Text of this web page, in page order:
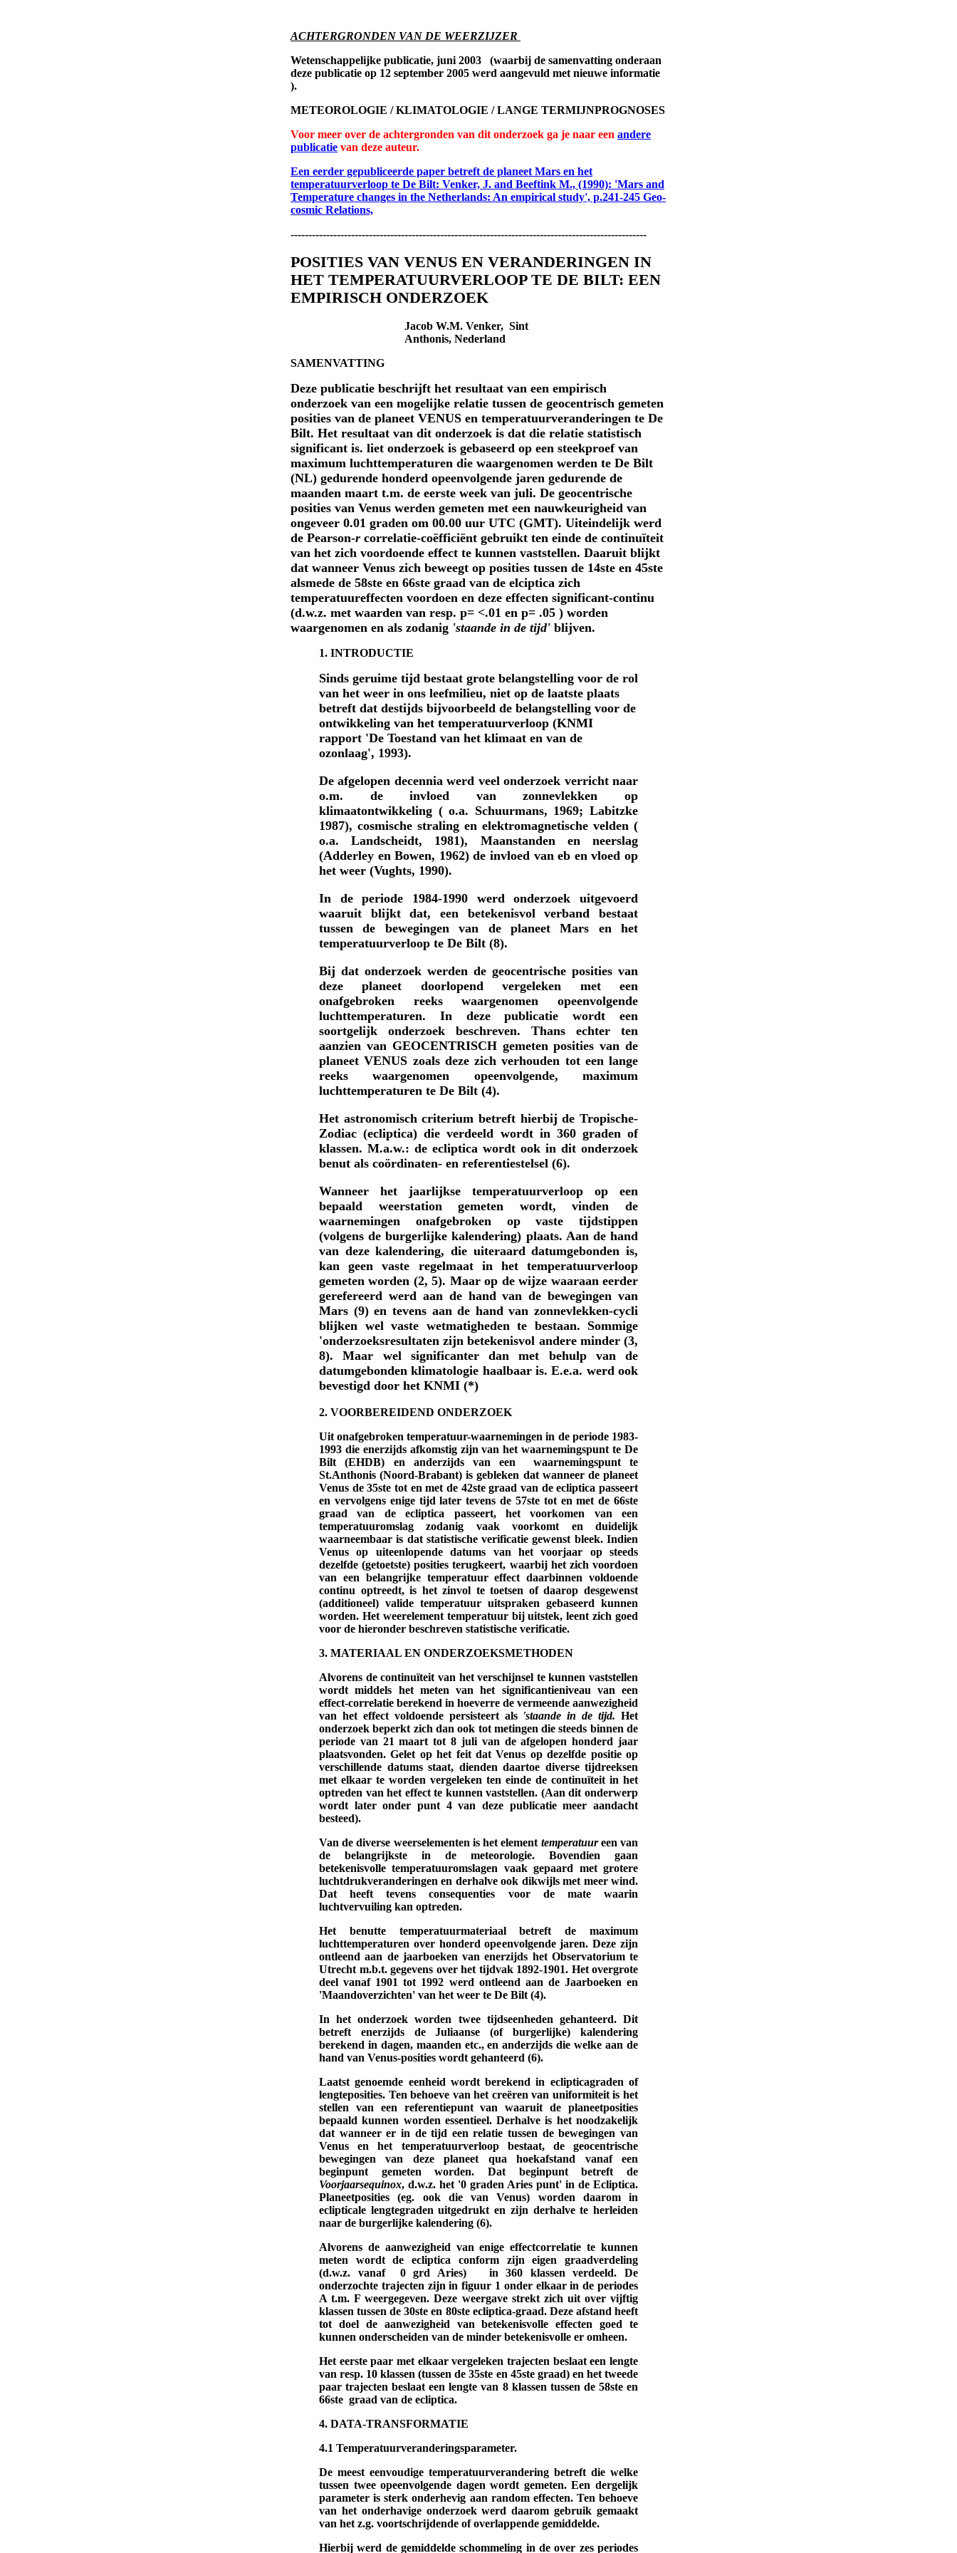
ACHTERGRONDEN VAN DE WEERZIJZER
Wetenschappelijke publicatie, juni 2003 (waarbij de samenvatting onderaan
deze publicatie op 12 september 2005 werd aangevuld met nieuwe informatie
).
METEOROLOGIE / KLIMATOLOGIE / LANGE TERMIJNPROGNOSES
Voor meer over de achtergronden van dit onderzoek ga je naar een andere
publicatie van deze auteur.
Een eerder gepubliceerde paper betreft de planeet Mars en het
temperatuurverloop te De Bilt: Venker, J. and Beeftink M., (1990): 'Mars and
Temperature changes in the Netherlands: An empirical study', p.241-245 Geo-
cosmic Relations,
----------------------------------------------------------------------------------------------------
POSITIES VAN VENUS EN VERANDERINGEN IN
HET TEMPERATUURVERLOOP TE DE BILT: EEN
EMPIRISCH ONDERZOEK
Jacob W.M. Venker, Sint
Anthonis, Nederland
SAMENVATTING
Deze publicatie beschrijft het resultaat van een empirisch
onderzoek van een mogelijke relatie tussen de geocentrisch gemeten
posities van de planeet VENUS en temperatuurveranderingen te De
Bilt. Het resultaat van dit onderzoek is dat die relatie statistisch
significant is. liet onderzoek is gebaseerd op een steekproef van
maximum luchttemperaturen die waargenomen werden te De Bilt
(NL) gedurende honderd opeenvolgende jaren gedurende de
maanden maart t.m. de eerste week van juli. De geocentrische
posities van Venus werden gemeten met een nauwkeurigheid van
ongeveer 0.01 graden om 00.00 uur UTC (GMT). Uiteindelijk werd
de Pearson-r correlatie-coëfficiënt gebruikt ten einde de continuïteit
van het zich voordoende effect te kunnen vaststellen. Daaruit blijkt
dat wanneer Venus zich beweegt op posities tussen de 14ste en 45ste
alsmede de 58ste en 66ste graad van de elciptica zich
temperatuureffecten voordoen en deze effecten significant-continu
(d.w.z. met waarden van resp. p= <.01 en p= .05 ) worden
waargenomen en als zodanig 'staande in de tijd' blijven.
1. INTRODUCTIE
Sinds geruime tijd bestaat grote belangstelling voor de rol
van het weer in ons leefmilieu, niet op de laatste plaats
betreft dat destijds bijvoorbeeld de belangstelling voor de
ontwikkeling van het temperatuurverloop (KNMI
rapport 'De Toestand van het klimaat en van de
ozonlaag', 1993).
De afgelopen decennia werd veel onderzoek verricht naar
o.m. de invloed van zonnevlekken op
klimaatontwikkeling ( o.a. Schuurmans, 1969; Labitzke
1987), cosmische straling en elektromagnetische velden (
o.a. Landscheidt, 1981), Maanstanden en neerslag
(Adderley en Bowen, 1962) de invloed van eb en vloed op
het weer (Vughts, 1990).
In de periode 1984-1990 werd onderzoek uitgevoerd
waaruit blijkt dat, een betekenisvol verband bestaat
tussen de bewegingen van de planeet Mars en het
temperatuurverloop te De Bilt (8).
Bij dat onderzoek werden de geocentrische posities van
deze planeet doorlopend vergeleken met een
onafgebroken reeks waargenomen opeenvolgende
luchttemperaturen. In deze publicatie wordt een
soortgelijk onderzoek beschreven. Thans echter ten
aanzien van GEOCENTRISCH gemeten posities van de
planeet VENUS zoals deze zich verhouden tot een lange
reeks waargenomen opeenvolgende, maximum
luchttemperaturen te De Bilt (4).
Het astronomisch criterium betreft hierbij de Tropische-
Zodiac (ecliptica) die verdeeld wordt in 360 graden of
klassen. M.a.w.: de ecliptica wordt ook in dit onderzoek
benut als coördinaten- en referentiestelsel (6).
Wanneer het jaarlijkse temperatuurverloop op een
bepaald weerstation gemeten wordt, vinden de
waarnemingen onafgebroken op vaste tijdstippen
(volgens de burgerlijke kalendering) plaats. Aan de hand
van deze kalendering, die uiteraard datumgebonden is,
kan geen vaste regelmaat in het temperatuurverloop
gemeten worden (2, 5). Maar op de wijze waaraan eerder
gerefereerd werd aan de hand van de bewegingen van
Mars (9) en tevens aan de hand van zonnevlekken-cycli
blijken wel vaste wetmatigheden te bestaan. Sommige
'onderzoeksresultaten zijn betekenisvol andere minder (3,
8). Maar wel significanter dan met behulp van de
datumgebonden klimatologie haalbaar is. E.e.a. werd ook
bevestigd door het KNMI (*)
2. VOORBEREIDEND ONDERZOEK
Uit onafgebroken temperatuur-waarnemingen in de periode 1983-
1993 die enerzijds afkomstig zijn van het waarnemingspunt te De
Bilt (EHDB) en anderzijds van een waarnemingspunt te
St.Anthonis (Noord-Brabant) is gebleken dat wanneer de planeet
Venus de 35ste tot en met de 42ste graad van de ecliptica passeert
en vervolgens enige tijd later tevens de 57ste tot en met de 66ste
graad van de ecliptica passeert, het voorkomen van een
temperatuuromslag zodanig vaak voorkomt en duidelijk
waarneembaar is dat statistische verificatie gewenst bleek. Indien
Venus op uiteenlopende datums van het voorjaar op steeds
dezelfde (getoetste) posities terugkeert, waarbij het zich voordoen
van een belangrijke temperatuur effect daarbinnen voldoende
continu optreedt, is het zinvol te toetsen of daarop desgewenst
(additioneel) valide temperatuur uitspraken gebaseerd kunnen
worden. Het weerelement temperatuur bij uitstek, leent zich goed
voor de hieronder beschreven statistische verificatie.
3. MATERIAAL EN ONDERZOEKSMETHODEN
Alvorens de continuïteit van het verschijnsel te kunnen vaststellen
wordt middels het meten van het significantieniveau van een
effect-correlatie berekend in hoeverre de vermeende aanwezigheid
van het effect voldoende persisteert als 'staande in de tijd.Het
onderzoek beperkt zich dan ook tot metingen die steeds binnen de
periode van 21 maart tot 8 juli van de afgelopen honderd jaar
plaatsvonden. Gelet op het feit dat Venus op dezelfde positie op
verschillende datums staat, dienden daartoe diverse tijdreeksen
met elkaar te worden vergeleken ten einde de continuïteit in het
optreden van het effect te kunnen vaststellen. (Aan dit onderwerp
wordt later onder punt 4 van deze publicatie meer aandacht
besteed).
Van de diverse weerselementen is het element temperatuureen van
de belangrijkste in de meteorologie. Bovendien gaan
betekenisvolle temperatuuromslagen vaak gepaard met grotere
luchtdrukveranderingen en derhalve ook dikwijls met meer wind.
Dat heeft tevens consequenties voor de mate waarin
luchtvervuiling kan optreden.
Het benutte temperatuurmateriaal betreft de maximum
luchttemperaturen over honderd opeenvolgende jaren. Deze zijn
ontleend aan de jaarboeken van enerzijds het Observatorium te
Utrecht m.b.t. gegevens over het tijdvak 1892-1901. Het overgrote
deel vanaf 1901 tot 1992 werd ontleend aan de Jaarboeken en
'Maandoverzichten' van het weer te De Bilt (4).
In het onderzoek worden twee tijdseenheden gehanteerd. Dit
betreft enerzijds de Juliaanse (of burgerlijke) kalendering
berekend in dagen, maanden etc., en anderzijds die welke aan de
hand van Venus-posities wordt gehanteerd (6).
Laatst genoemde eenheid wordt berekend in eclipticagraden of
lengteposities. Ten behoeve van het creëren van uniformiteit is het
stellen van een referentiepunt van waaruit de planeetposities
bepaald kunnen worden essentieel. Derhalve is het noodzakelijk
dat wanneer er in de tijd een relatie tussen de bewegingen van
Venus en het temperatuurverloop bestaat, de geocentrische
bewegingen van deze planeet qua hoekafstand vanaf een
beginpunt gemeten worden. Dat beginpunt betreft de
Voorjaarsequinox, d.w.z. het '0 graden Aries punt' in de Ecliptica.
Planeetposities (eg. ook die van Venus) worden daarom in
eclipticale lengtegraden uitgedrukt en zijn derhalve te herleiden
naar de burgerlijke kalendering (6).
Alvorens de aanwezigheid van enige effectcorrelatie te kunnen
meten wordt de ecliptica conform zijn eigen graadverdeling
(d.w.z. vanaf 0 grd Aries) in 360 klassen verdeeld. De
onderzochte trajecten zijn in figuur 1 onder elkaar in de periodes
A t.m. F weergegeven. Deze weergave strekt zich uit over vijftig
klassen tussen de 30ste en 80ste ecliptica-graad. Deze afstand heeft
tot doel de aanwezigheid van betekenisvolle effecten goed te
kunnen onderscheiden van de minder betekenisvolle er omheen.
Het eerste paar met elkaar vergeleken trajecten beslaat een lengte
van resp. 10 klassen (tussen de 35ste en 45ste graad) en het tweede
paar trajecten beslaat een lengte van 8 klassen tussen de 58ste en
66ste graad van de ecliptica.
4. DATA-TRANSFORMATIE
4.1 Temperatuurveranderingsparameter.
De meest eenvoudige temperatuurverandering betreft die welke
tussen twee opeenvolgende dagen wordt gemeten. Een dergelijk
parameter is sterk onderhevig aan random effecten. Ten behoeve
van het onderhavige onderzoek werd daarom gebruik gemaakt
van het z.g. voortschrijdende of overlappende gemiddelde.
Hierbij werd de gemiddelde schommeling in de over zes periodes